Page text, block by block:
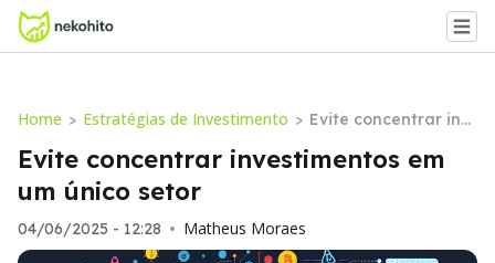
Home > Estratégias de Investimento > Evite concentrar inv
nico setor
Evite concentrar investimentos em
um único setor
04/06/2025 - 12:28 • Matheus Moraes